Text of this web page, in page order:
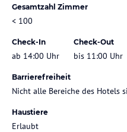
Gesamtzahl Zimmer
< 100
Check-In
ab 14:00 Uhr
Check-Out
bis 11:00 Uhr
Barrierefreiheit
Nicht alle Bereiche des Hotels
Haustiere
Erlaubt